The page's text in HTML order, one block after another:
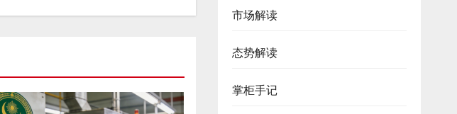
市场解读
态势解读
掌柜手记